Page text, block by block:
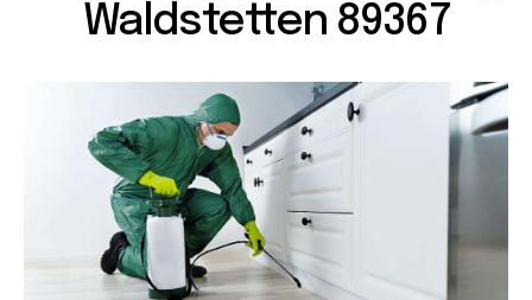
Waldstetten 89367